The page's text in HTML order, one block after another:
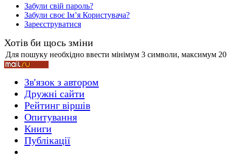
Стамбул 2010
Стамбул 2010
Забули свій пароль?
Забули своє Ім’я Користувача?
Зареєструватися
Хотів би щось зміни
Для пошуку необхідно ввести мінімум 3 символи, максимум
Зв'язок з автором
Дружні cайти
Рейтинг віршів
Опитування
Книги
Публікації